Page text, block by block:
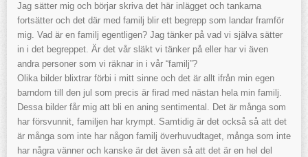
Jag sätter mig och börjar skriva det här inlägget och tankarna
fortsätter och det där med familj blir ett begrepp som landar framför
mig. Vad är en familj egentligen? Jag tänker på vad vi själva sätter
in i det begreppet. Är det vår släkt vi tänker på eller har vi även
andra personer som vi räknar in i vår “familj”?
Olika bilder blixtrar förbi i mitt sinne och det är allt ifrån min egen
barndom till den jul som precis är firad med nästan hela min familj.
Dessa bilder får mig att bli en aning sentimental. Det är många som
har försvunnit, familjen har krympt. Samtidig är det också så att det
är många som inte har någon familj överhuvudtaget, många som inte
har några vänner och kanske är det även så att det är en hel del